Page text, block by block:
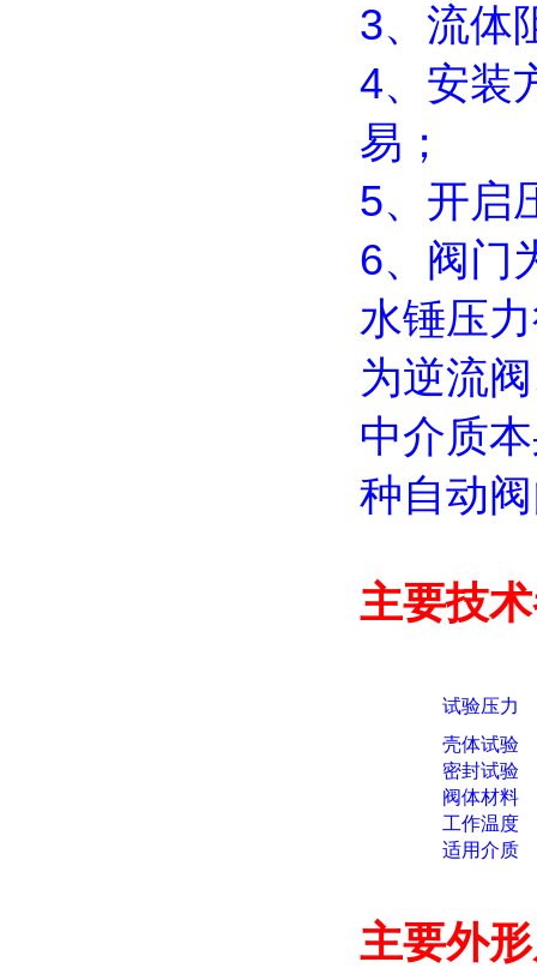
3、流体
4、安装
易；
5、开启
6、阀门
水锤压
为逆流
中介质
种自动
主要技
试验压力
壳体试验
密封试验
阀体材料
工作温度
适用介质
主要外